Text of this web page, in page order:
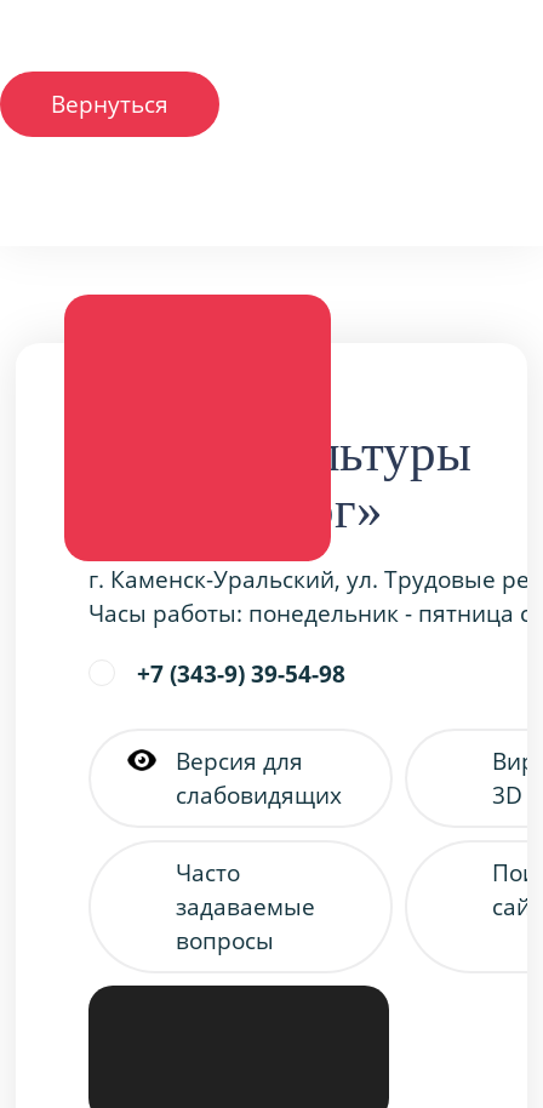
Вернуться
Дворец культуры
«Металлург»
г. Каменск-Уральский, ул. Трудовые
Часы работы: понедельник - пятница с
+7 (343-9) 39-54-98
Версия для
слабовидящих
3D
Часто
задаваемые
вопросы